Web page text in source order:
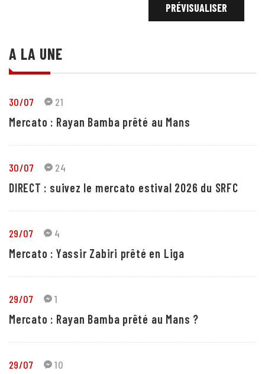
A LA UNE
30/07 21
Mercato : Rayan Bamba prêté au Mans
30/07 24
DIRECT : suivez le mercato estival 2026 du SRFC
29/07 4
Mercato : Yassir Zabiri prêté en Liga
29/07 1
Mercato : Rayan Bamba prêté au Mans ?
29/07 10